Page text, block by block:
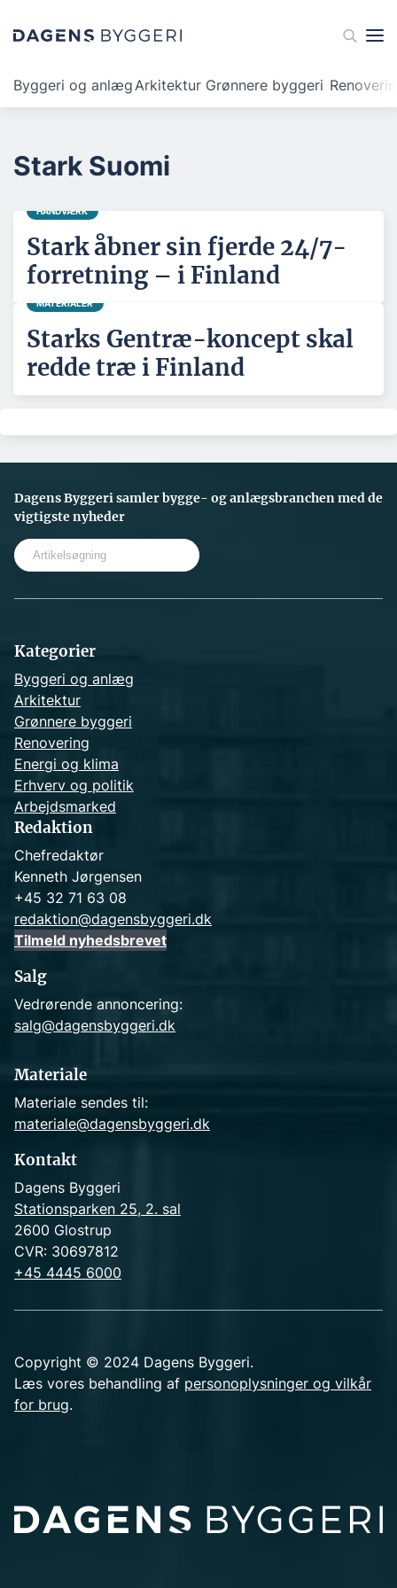
Byggeri og anlægArkitektur Grønnere byggeri
Stark Suomi
HÅNDVÆRK
Stark åbner sin fjerde 24/7-
forretning – i Finland
MATERIALER
Starks Gentræ-koncept skal
redde træ i Finland
Dagens Byggeri samler bygge- og anlægsbranchen med de
vigtigste nyheder
Kategorier
Byggeri og anlæg
Arkitektur
Grønnere byggeri
Renovering
Energi og klima
Erhverv og politik
Arbejdsmarked
Redaktion
Chefredaktør
Kenneth Jørgensen
+45 32 71 63 08
redaktion@dagensbyggeri.dk
Tilmeld nyhedsbrevet
Salg
Vedrørende annoncering:
salg@dagensbyggeri.dk
Materiale
Materiale sendes til:
materiale@dagensbyggeri.dk
Kontakt
Dagens Byggeri
Stationsparken 25, 2. sal
2600 Glostrup
CVR: 30697812
+45 4445 6000
Copyright © 2024 Dagens Byggeri.
Læs vores behandling af personoplysninger og vilkår
for brug.